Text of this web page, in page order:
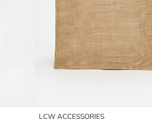
LCW ACCESSORIES